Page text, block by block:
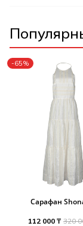
-65%
Сарафан
112 000 ₸ 320